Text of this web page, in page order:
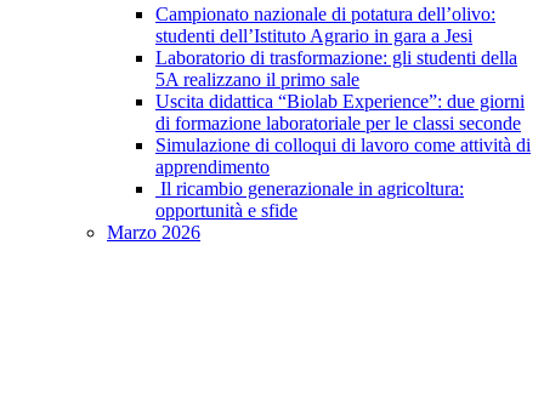
Campionato nazionale di potatura dell’olivo:
studenti dell’Istituto Agrario in gara a Jesi
Laboratorio di trasformazione: gli studenti della
5A realizzano il primo sale
Uscita didattica “Biolab Experience”: due giorni
di formazione laboratoriale per le classi seconde
Simulazione di colloqui di lavoro come attività di
apprendimento
Il ricambio generazionale in agricoltura:
opportunità e sfide
Marzo 2026